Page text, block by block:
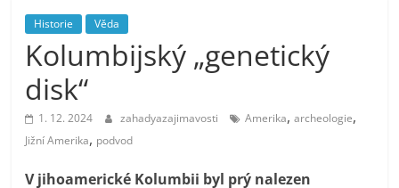
Historie Věda
Kolumbijský „genetický
disk“
1. 12. 2024 zahadyazajimavosti Amerika,archeologie,
Jižní Amerika, podvod
V jihoamerické Kolumbii byl prý nalezen